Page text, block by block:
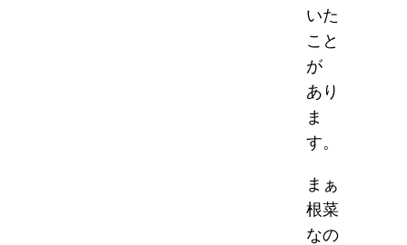
いた
こと
が
あり
ま
す。
まぁ
根菜
なの